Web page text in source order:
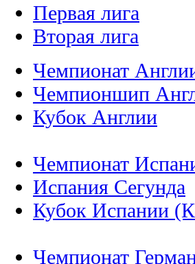
Первая лига
Вторая лига
Чемпионат
Чемпионшип
Кубок Англии
Чемпионат
Испания Сегунда
Кубок Испании
Чемпионат